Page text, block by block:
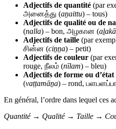
Adjectifs de quantité (par
அனைத்து (aṉaittu) – tous)
Adjectifs de qualité ou de
(nalla) – bon, அழகான (
Adjectifs de taille (par
சின்ன (ciṉṉa) – petit)
Adjectifs de couleur (par
rouge, நீலம் (nīlam) – bleu)
Adjectifs de forme ou d’état
(vaṭṭamāṉa) – rond,
En général, l’ordre dans lequel ces
Quantité → Qualité → Taille →